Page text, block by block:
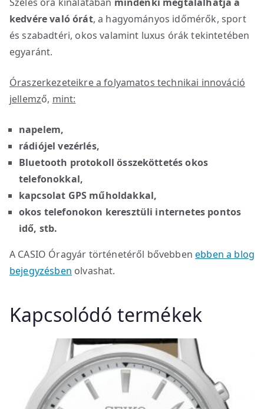
kedvére való órát, a hagyományos időmérők, sport
és szabadtéri, okos valamint luxus órák tekintetében
egyaránt.
Óraszerkezeteikre a folyamatos technikai innováció
jellemző, mint:
napelem,
rádiójel vezérlés,
Bluetooth protokoll összeköttetés okos
telefonokkal,
kapcsolat GPS műholdakkal,
okos telefonokon keresztüli internetes pontos
idő, stb.
A CASIO Óragyár történetéről bővebbenebben a blog
bejegyzésben olvashat.
Kapcsolódó termékek